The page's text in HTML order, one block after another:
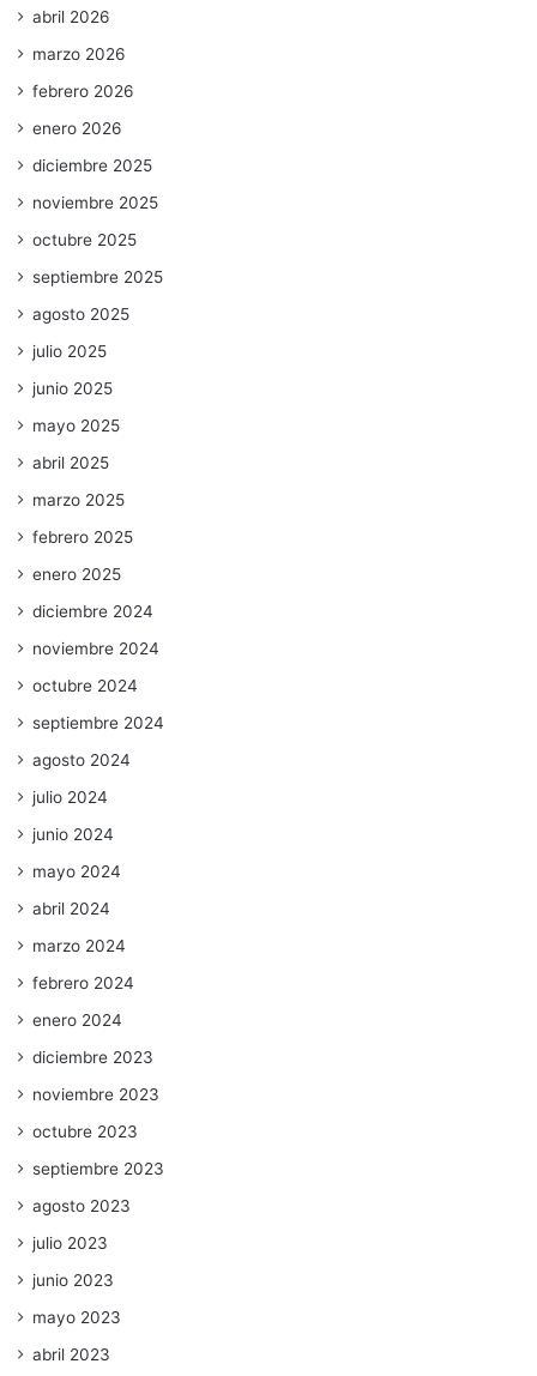
abril 2026
marzo 2026
febrero 2026
enero 2026
diciembre 2025
noviembre 2025
octubre 2025
septiembre 2025
agosto 2025
julio 2025
junio 2025
mayo 2025
abril 2025
marzo 2025
febrero 2025
enero 2025
diciembre 2024
noviembre 2024
octubre 2024
septiembre 2024
agosto 2024
julio 2024
junio 2024
mayo 2024
abril 2024
marzo 2024
febrero 2024
enero 2024
diciembre 2023
noviembre 2023
octubre 2023
septiembre 2023
agosto 2023
julio 2023
junio 2023
mayo 2023
abril 2023